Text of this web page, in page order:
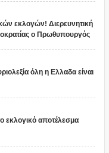
εκλογών! Διερευνητική
ο Πρωθυπουργός
όλη η Ελλαδα είναι
εκλογικό αποτέλεσμα